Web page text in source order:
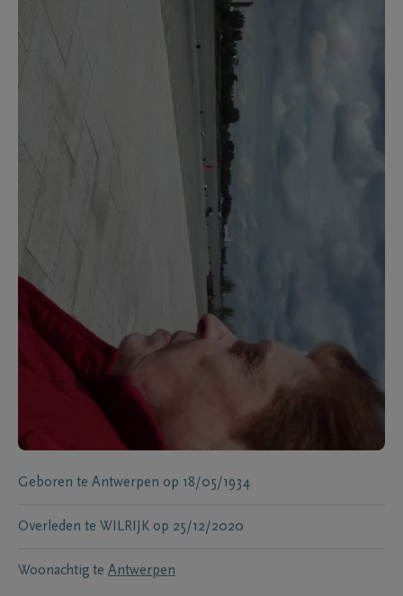
Geboren te Antwerpen op 18/05/1934
Overleden te WILRIJK op 25/12/2020
Woonachtig te Antwerpen